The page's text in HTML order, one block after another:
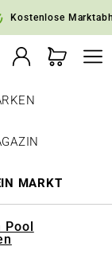
Kostenlose
MARKT
Pool